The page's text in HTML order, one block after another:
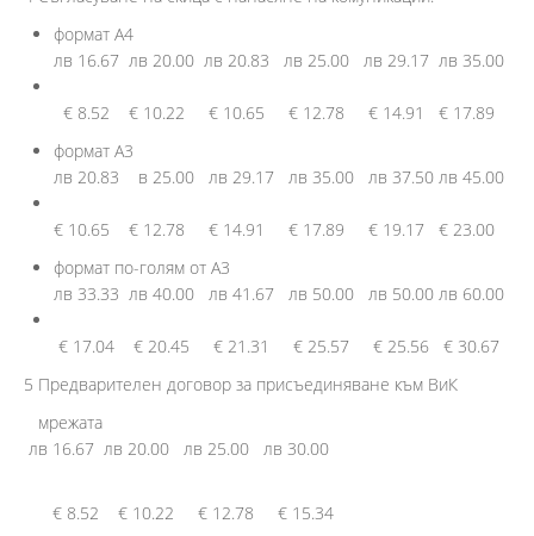
формат А4
лв 16.67 лв 20.00 лв 20.83 лв 25.00 лв 29.17 лв 35.00
€ 8.52 € 10.22 € 10.65 € 12.78 € 14.91 € 17.89
формат А3
лв 20.83 в 25.00 лв 29.17 лв 35.00 лв 37.50 лв 45.00
€ 10.65 € 12.78 € 14.91 € 17.89 € 19.17 € 23.00
формат по-голям от А3
лв 33.33 лв 40.00 лв 41.67 лв 50.00 лв 50.00 лв 60.00
€ 17.04 € 20.45 € 21.31 € 25.57 € 25.56 € 30.67
5 Предварителен договор за присъединяване към ВиК
мрежата
лв 16.67 лв 20.00 лв 25.00 лв 30.00
€ 8.52 € 10.22 € 12.78 € 15.34